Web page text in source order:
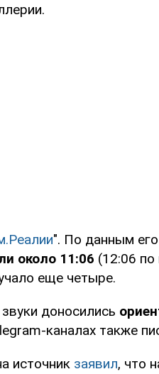
". По данным
около 11:06 (12:06
еще четыре.
доносились
каналах также
источник заявил, что